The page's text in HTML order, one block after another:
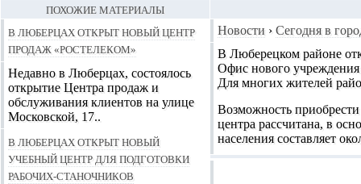
Новости › Сегодня в
В Люберецком районе
Офис нового
Для многих жителей
Возможность
центра рассчитана, в
населения составляет
ПОХОЖИЕ МАТЕРИАЛЫ
В Люберцах открыт новый центр
продаж «РОСТЕЛЕКОМ»
Недавно в Люберцах, состоялось
открытие Центра продаж и
обслуживания клиентов на улице
Московской, 17..
В Люберцах открыт новый
учебный центр для подготовки
рабочих-станочников